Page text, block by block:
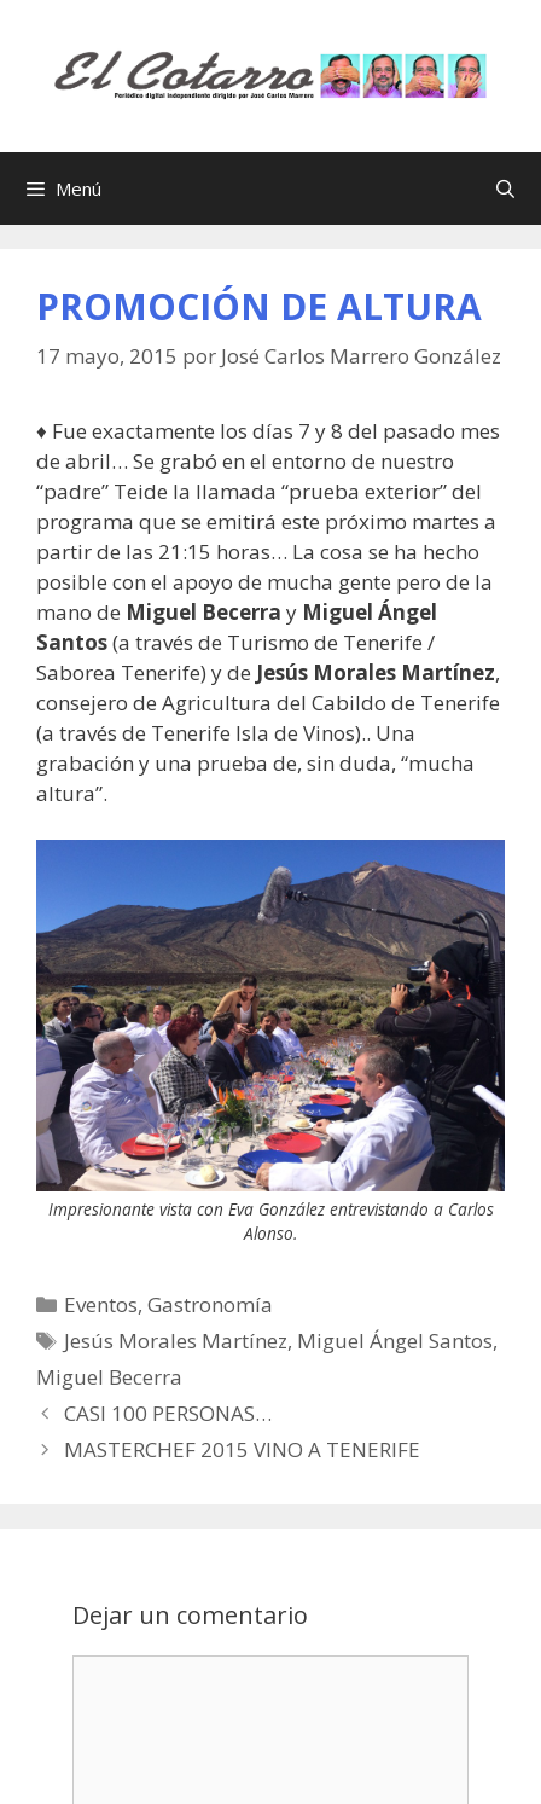
contenido
Menú
PROMOCIÓN DE ALTURA
17 mayo, 2015 por José Carlos Marrero González
♦ Fue exactamente los días 7 y 8 del pasado mes
de abril… Se grabó en el entorno de nuestro
“padre” Teide la llamada “prueba exterior” del
programa que se emitirá este próximo martes a
partir de las 21:15 horas… La cosa se ha hecho
posible con el apoyo de mucha gente pero de la
mano de Miguel Becerra y Miguel Ángel
Santos(a través de Turismo de Tenerife /
Saborea Tenerife) y de Jesús Morales Martínez,
consejero de Agricultura del Cabildo de Tenerife
(a través de Tenerife Isla de Vinos).. Una
grabación y una prueba de, sin duda, “mucha
altura”.
Impresionante vista con Eva González entrevistando a Carlos
Alonso.
Categorías
Eventos,Gastronomía
Etiquetas
Jesús Morales Martínez, Miguel Ángel Santos,
Miguel Becerra
Post
navigation
CASI 100 PERSONAS…
MASTERCHEF 2015 VINO A TENERIFE
Dejar un comentario